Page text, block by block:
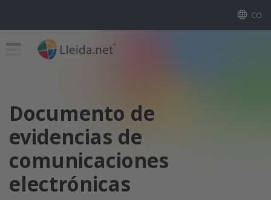
CO
Documento de
evidencias de
comunicaciones
electrónicas